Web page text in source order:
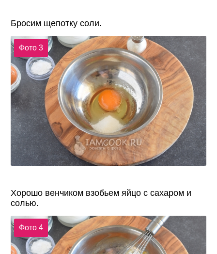
Бросим щепотку соли.
Фото 3
Хорошо венчиком взобьем яйцо с сахаром и
солью.
Фото 4